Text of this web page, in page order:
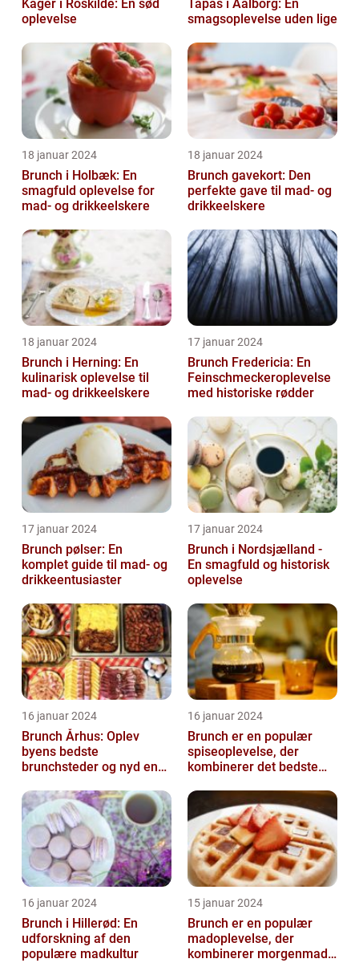
Kager i Roskilde: En sød
oplevelse
Tapas i Aalborg: En
smagsoplevelse uden lige
18 januar 2024
Brunch i Holbæk: En
smagfuld oplevelse for
mad- og drikkeelskere
18 januar 2024
Brunch gavekort: Den
perfekte gave til mad- og
drikkeelskere
18 januar 2024
Brunch i Herning: En
kulinarisk oplevelse til
mad- og drikkeelskere
17 januar 2024
Brunch Fredericia: En
Feinschmeckeroplevelse
med historiske rødder
17 januar 2024
Brunch pølser: En
komplet guide til mad- og
drikkeentusiaster
17 januar 2024
Brunch i Nordsjælland -
En smagfuld og historisk
oplevelse
16 januar 2024
Brunch Århus: Oplev
byens bedste
brunchsteder og nyd en
madoplevelse
16 januar 2024
Brunch er en populær
spiseoplevelse, der
kombinerer det bedste
frokost
16 januar 2024
Brunch i Hillerød: En
udforskning af den
populære madkultur
15 januar 2024
Brunch er en populær
madoplevelse, der
kombinerer morgenmad